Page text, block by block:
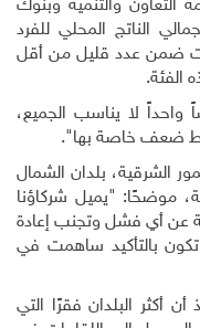
منظمة التعاون والتنمية وبنوك
الناتج المحلي للفرد
ضمن عدد قليل من أقل
الفئة.
لا يناسب الجميع،
ضعف خاصة بها".
الشرقية، بلدان الشمال
موضحًا: "يميل شركاؤنا
عن أي فشل وتجنب إعادة
بالتأكيد ساهمت في
أكثر البلدان فقرًا التي